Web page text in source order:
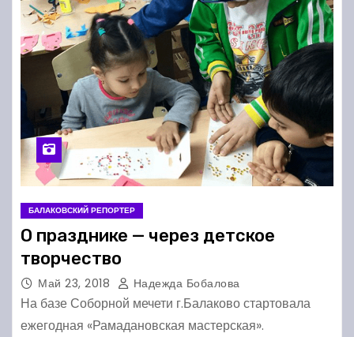
БАЛАКОВСКИЙ РЕПОРТЕР
О празднике — через детское
творчество
Май 23, 2018 Надежда Бобалова
На базе Соборной мечети г.Балаково стартовала
ежегодная «Рамадановская мастерская».